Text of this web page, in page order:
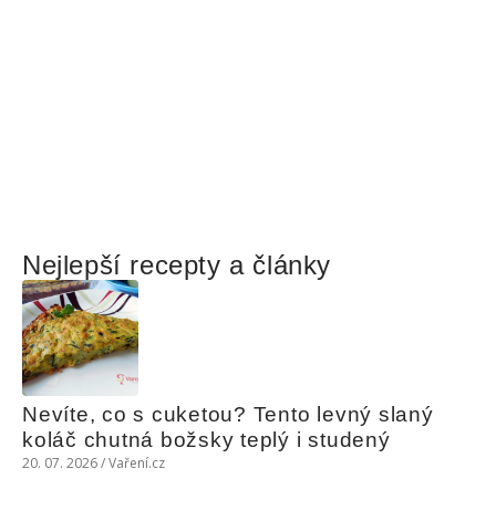
Nejlepší recepty a články
Nevíte, co s cuketou? Tento levný slaný
koláč chutná božsky teplý i studený
20. 07. 2026 / Vaření.cz